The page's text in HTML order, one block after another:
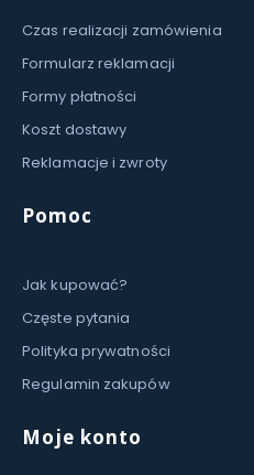
Czas realizacji zamówienia
Formularz reklamacji
Formy płatności
Koszt dostawy
Reklamacje i zwroty
Pomoc
Jak kupować?
Częste pytania
Polityka prywatności
Regulamin zakupów
Moje konto